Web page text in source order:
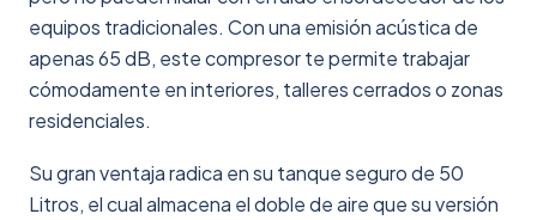
equipos tradicionales. Con una emisión acústica de
apenas 65 dB, este compresor te permite trabajar
cómodamente en interiores, talleres cerrados o zonas
residenciales.
Su gran ventaja radica en su tanque seguro de 50
Litros, el cual almacena el doble de aire que su versión